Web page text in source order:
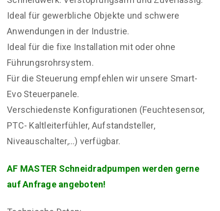
Ideal für gewerbliche Objekte und schwere
Anwendungen in der Industrie.
Ideal für die fixe Installation mit oder ohne
Führungsrohrsystem.
Für die Steuerung empfehlen wir unsere Smart-
Evo Steuerpanele.
Verschiedenste Konfigurationen (Feuchtesensor,
PTC- Kaltleiterfühler, Aufstandsteller,
Niveauschalter,…) verfügbar.
AF MASTER Schneidradpumpen werden gerne
auf Anfrage angeboten!